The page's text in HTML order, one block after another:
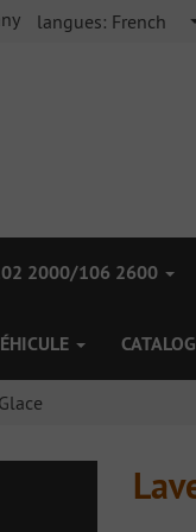
langues: French
2000/106 2600